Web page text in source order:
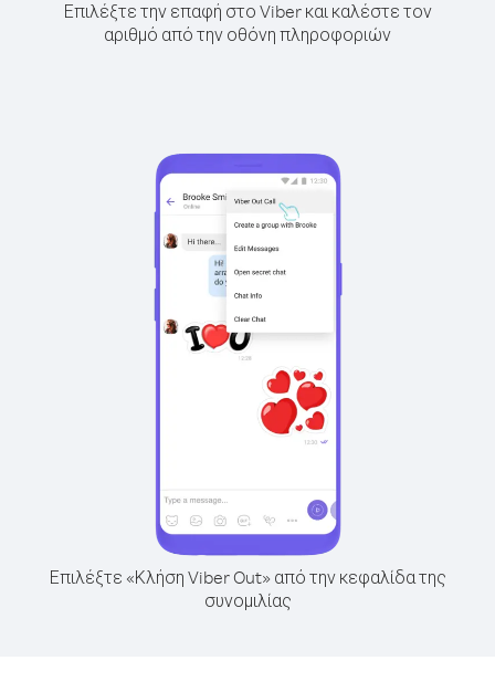
Επιλέξτε την επαφή στο Viber και καλέστε τον
αριθμό από την οθόνη πληροφοριών
Επιλέξτε «Κλήση Viber Out» από την κεφαλίδα της
συνομιλίας